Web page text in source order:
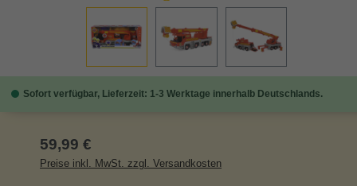
Sofort verfügbar, Lieferzeit: 1-3 Werktage innerhalb Deutschlands.
Regulärer Preis:
59,99 €
Preise inkl. MwSt. zzgl. Versandkosten